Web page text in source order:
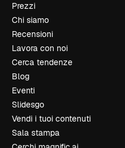
Prezzi
Chi siamo
Recensioni
Lavora con noi
Cerca tendenze
Blog
Eventi
Slidesgo
Vendi i tuoi contenuti
Sala stampa